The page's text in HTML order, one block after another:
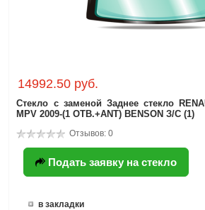
14992.50 руб.
Стекло с заменой Заднее стекло
MPV 2009-(1 ОТВ.+ANT) BENSON З/С (1)
Отзывов: 0
Подать заявку на стекло
в закладки